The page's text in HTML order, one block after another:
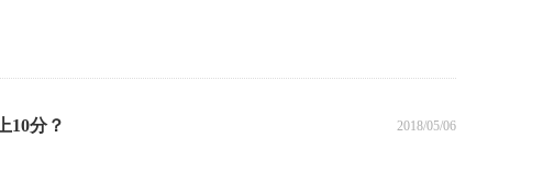
10分？ 2018/05/06